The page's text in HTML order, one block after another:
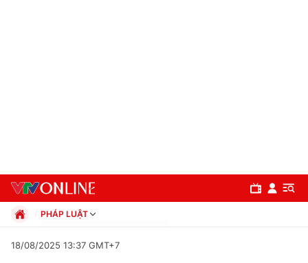
PHÁP LUẬT
Xã hội
18/08/2025 13:37 GMT+7